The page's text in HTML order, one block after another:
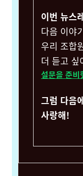
이번 뉴스
다음 이야
우리 조합
더 듣고 싶
설문을 준비
그럼 다음
사랑해!